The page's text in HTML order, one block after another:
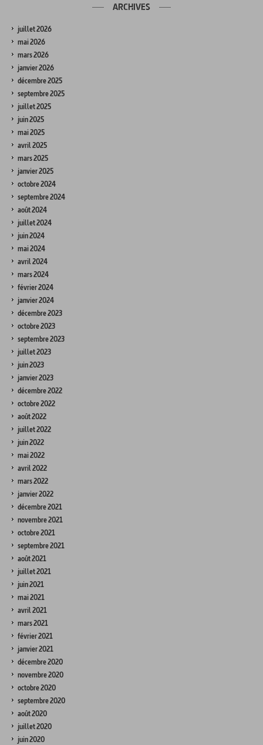
ARCHIVES
juillet 2026
mai 2026
mars 2026
janvier 2026
décembre 2025
septembre 2025
juillet 2025
juin 2025
mai 2025
avril 2025
mars 2025
janvier 2025
octobre 2024
septembre 2024
août 2024
juillet 2024
juin 2024
mai 2024
avril 2024
mars 2024
février 2024
janvier 2024
décembre 2023
octobre 2023
septembre 2023
juillet 2023
juin 2023
janvier 2023
décembre 2022
octobre 2022
août 2022
juillet 2022
juin 2022
mai 2022
avril 2022
mars 2022
janvier 2022
décembre 2021
novembre 2021
octobre 2021
septembre 2021
août 2021
juillet 2021
juin 2021
mai 2021
avril 2021
mars 2021
février 2021
janvier 2021
décembre 2020
novembre 2020
octobre 2020
septembre 2020
août 2020
juillet 2020
juin 2020